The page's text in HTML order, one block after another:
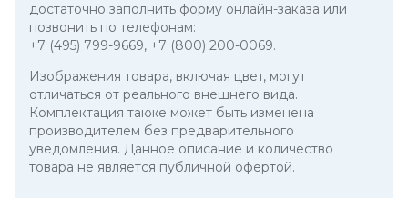
достаточно заполнить форму онлайн-заказа или
позвонить по телефонам:
+7 (495) 799-9669, +7 (800) 200-0069.
Изображения товара, включая цвет, могут
отличаться от реального внешнего вида.
Комплектация также может быть изменена
производителем без предварительного
уведомления. Данное описание и количество
товара не является публичной офертой.